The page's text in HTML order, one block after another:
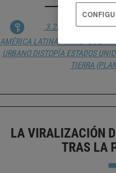
3.25 HISTORIA
AMÉRICA LATINA
URBANO DISTOPÍA ESTADOS
TIERRA
LA VIRALIZACIÓN
TRAS LA